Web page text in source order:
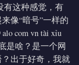
有这种感觉，有
像“暗号”一样的
com vn tài xỉu
是啥？是一个网
出于好奇，我就